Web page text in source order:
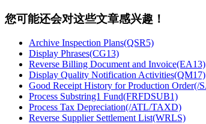
您可能还会对这些文章感兴趣！
Archive Inspection Plans(QSR5)
Display Phrases(CG13)
Reverse Billing Document and Invoice(EA13)
Display Quality Notification Activities(QM17)
Good Receipt History for Production Order(/
Process Substring1 Fund(FRFDSUB1)
Process Tax Depreciation(/ATL/TAXD)
Reverse Supplier Settlement List(WRLS)